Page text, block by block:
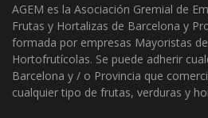
AGEM es la Asociación Gremial de
Frutas y Hortalizas de Barcelona y
formada por empresas Mayoristas
Hortofrutícolas. Se puede adherir
Barcelona y / o Provincia que
cualquier tipo de frutas, verduras y